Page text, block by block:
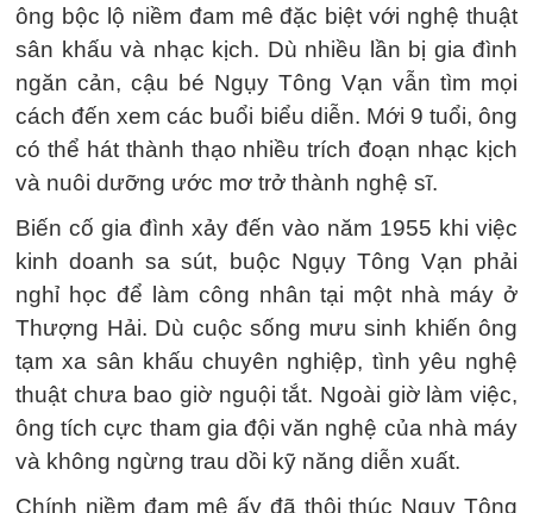
ông bộc lộ niềm đam mê đặc biệt với nghệ thuật
sân khấu và nhạc kịch. Dù nhiều lần bị gia đình
ngăn cản, cậu bé Ngụy Tông Vạn vẫn tìm mọi
cách đến xem các buổi biểu diễn. Mới 9 tuổi, ông
có thể hát thành thạo nhiều trích đoạn nhạc kịch
và nuôi dưỡng ước mơ trở thành nghệ sĩ.
Biến cố gia đình xảy đến vào năm 1955 khi việc
kinh doanh sa sút, buộc Ngụy Tông Vạn phải
nghỉ học để làm công nhân tại một nhà máy ở
Thượng Hải. Dù cuộc sống mưu sinh khiến ông
tạm xa sân khấu chuyên nghiệp, tình yêu nghệ
thuật chưa bao giờ nguội tắt. Ngoài giờ làm việc,
ông tích cực tham gia đội văn nghệ của nhà máy
và không ngừng trau dồi kỹ năng diễn xuất.
Chính niềm đam mê ấy đã thôi thúc Ngụy Tông